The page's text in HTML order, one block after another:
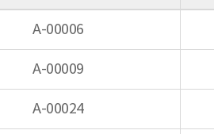
A-00006
A-00009
A-00024